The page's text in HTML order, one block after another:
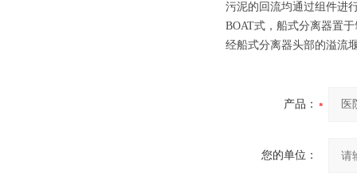
污泥的回流均通过组件进
BOAT式，船式分离器置
经船式分离器头部的溢流
产品：
您的单位：